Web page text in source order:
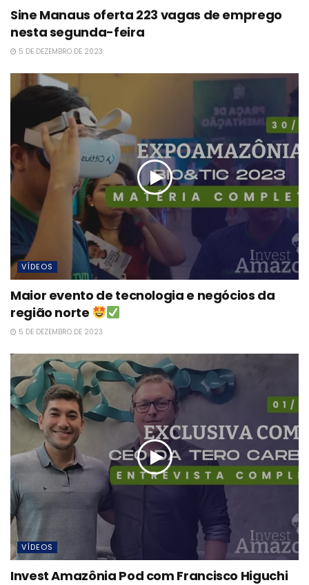
Sine Manaus oferta 223 vagas de emprego
nesta segunda-feira
5 DE DEZEMBRO DE 2023
VÍDEOS
Maior evento de tecnologia e negócios da
região norte
5 DE DEZEMBRO DE 2023
VÍDEOS
Invest Amazônia Pod com Francisco Higuchi